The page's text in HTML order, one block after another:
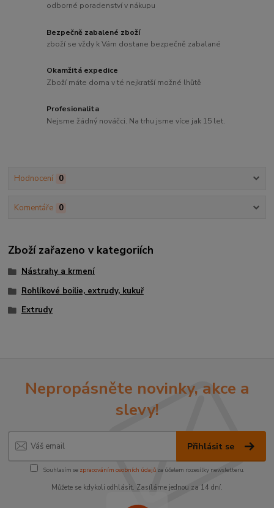
odborné poradenství v nákupu
Bezpečně zabalené zboží
zboží se vždy k Vám dostane bezpečně zabalané
Okamžitá expedice
Zboží máte doma v té nejkratší možné lhůtě
Profesionalita
Nejsme žádný nováčci. Na trhu jsme více jak 15 let.
Hodnocení 0
Komentáře 0
Zboží zařazeno v kategoriích
Nástrahy a krmení
Rohlíkové boilie, extrudy, kukuř
Extrudy
Nepropásněte novinky, akce a
slevy!
Přihlásit se
Souhlasím se zpracováním osobních údajůza účelem rozesílky newsletteru.
Můžete se kdykoli odhlásit. Zasíláme jednou za 14 dní.